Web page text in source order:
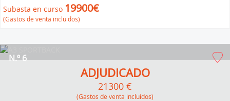
Subasta en curso 19900€
(Gastos de venta incluidos)
N.º 6
ADJUDICADO
21300 €
(Gastos de venta incluidos)